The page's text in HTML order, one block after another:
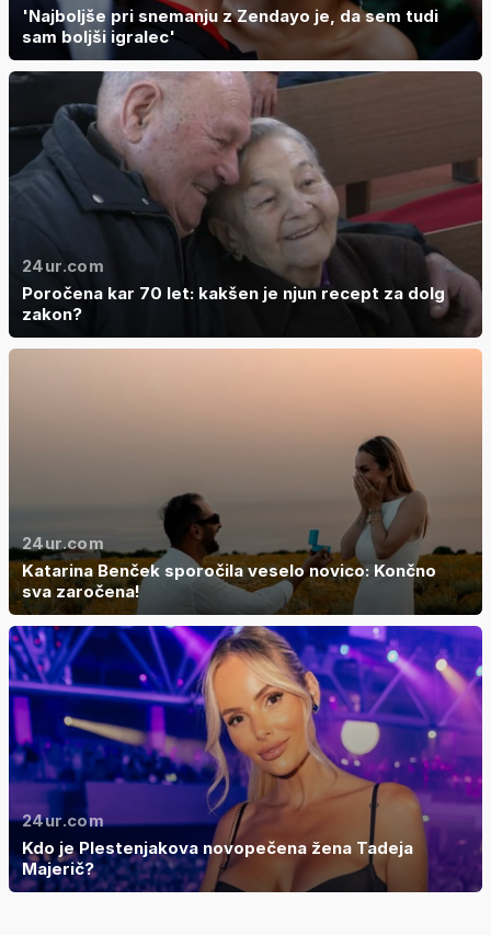
'Najboljše pri snemanju z Zendayo je, da sem tudi
sam boljši igralec'
24ur.com
Poročena kar 70 let: kakšen je njun recept za dolg
zakon?
24ur.com
Katarina Benček sporočila veselo novico: Končno
sva zaročena!
24ur.com
Kdo je Plestenjakova novopečena žena Tadeja
Majerič?